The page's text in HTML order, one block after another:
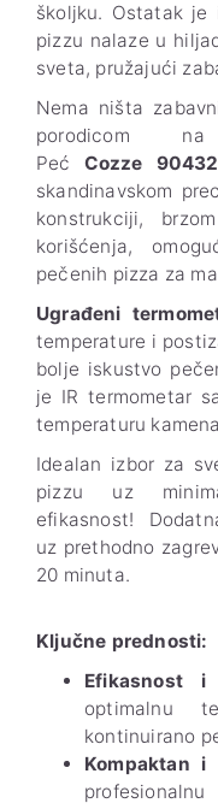
školjku. Ostatak je
pizzu nalaze u
sveta, pružajući
Nema ništa
porodicom
Peć Cozze 90432
skandinavskom
konstrukciji,
korišćenja,
pečenih pizza za
Ugrađeni
temperature i
bolje iskustvo
je IR termometar
temperaturu
Idealan izbor za
pizzu uz
efikasnost!
uz prethodno
20 minuta.
Ključne prednosti:
Efikasnost i
optimalnu
kontinuirano
Kompaktan i